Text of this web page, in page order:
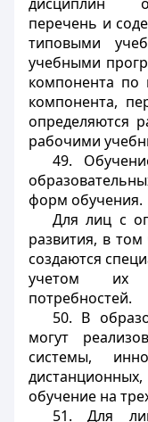
перечень и
типовыми
учебными
компонента по
компонента,
определяются
рабочими
49.
форм обучения.
Для лиц с
развития, в
создаются
учетом их
потребностей.
50. В
могут
системы,
обучение на
51. Для